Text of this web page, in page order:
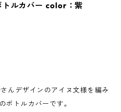
トルカバー color：紫
んデザインのアイヌ文様を編み
ボトルカバーです。